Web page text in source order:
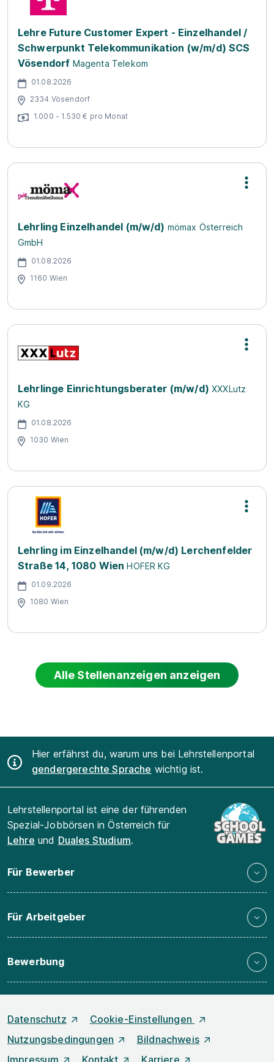
Lehre Future Customer Expert - Einzelhandel /
Schwerpunkt Telekommunikation (w/m/d) SCS
Vösendorf Magenta Telekom
01.08.2026
2334 Vösendorf
1.000 - 1.530 € pro Monat
Lehrling Einzelhandel (m/w/d) mömax Österreich
GmbH
01.08.2026
1160 Wien
Lehrlinge Einrichtungsberater (m/w/d) XXXLutz
KG
01.08.2026
1030 Wien
Lehrling im Einzelhandel (m/w/d) Lerchenfelder
Straße 14, 1080 Wien HOFER KG
01.09.2026
1080 Wien
Alle Stellenanzeigen anzeigen
Hier erfährst du, warum uns bei Lehrstellenportal
gendergerechte Sprache wichtig ist.
Lehrstellenportal ist eine der führenden
Spezial-Jobbörsen in Österreich für
Lehre und Duales Studium.
Für Bewerber
Für Arbeitgeber
Bewerbung
Datenschutz
Cookie-Einstellungen
Nutzungsbedingungen
Bildnachweis
Impressum
Kontakt Karriere